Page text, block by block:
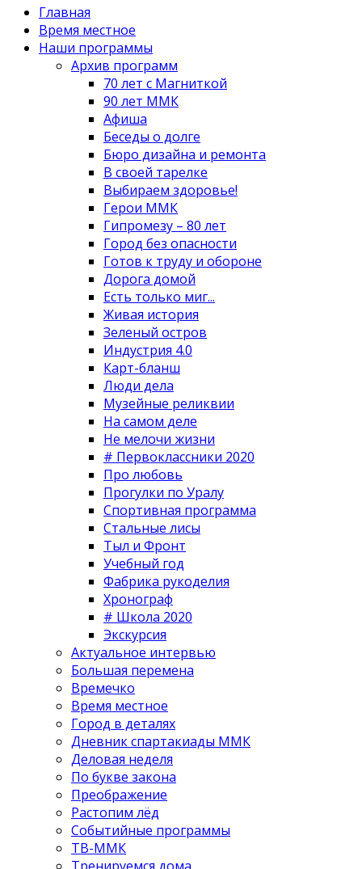
Главная
Время местное
Наши программы
Архив программ
70 лет с Магниткой
90 лет ММК
Афиша
Беседы о долге
Бюро дизайна и ремонта
В своей тарелке
Выбираем здоровье!
Герои ММК
Гипромезу – 80 лет
Город без опасности
Готов к труду и обороне
Дорога домой
Есть только миг...
Живая история
Зеленый остров
Индустрия 4.0
Карт-бланш
Люди дела
Музейные реликвии
На самом деле
Не мелочи жизни
# Первоклассники 2020
Про любовь
Прогулки по Уралу
Спортивная программа
Стальные лисы
Тыл и Фронт
Учебный год
Фабрика рукоделия
Хронограф
# Школа 2020
Экскурсия
Актуальное интервью
Большая перемена
Времечко
Время местное
Город в деталях
Дневник спартакиады ММК
Деловая неделя
По букве закона
Преображение
Растопим лёд
Событийные программы
ТВ-ММК